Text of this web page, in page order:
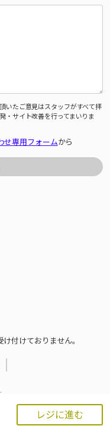
レジに進む
いたご意見はスタッフがすべて拝
・サイト改善を行ってまいりま
せ専用フォームから
付けておりません。